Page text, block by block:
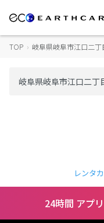
TOP › 岐阜県岐阜市江口二
レンタ
24時間 アプ